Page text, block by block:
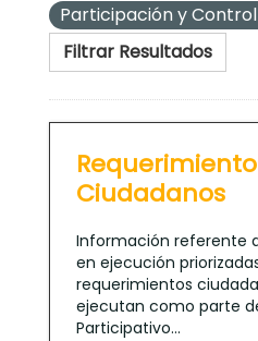
Participación y
Filtrar Resultados
Ciudadanos
Información referente
en ejecución
requerimientos
ejecutan como parte
Participativo...